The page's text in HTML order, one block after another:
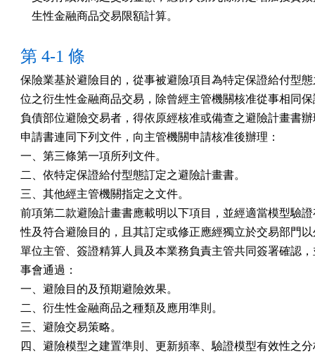
    生性金融商品交易限額計算。
第 4-1 條
保險業基於避險目的，從事被避險項目為特定保證給付型
位之衍生性金融商品交易，除曾經主管機關核准從事相同
負債部位避險交易者，得依原經核准或備查之避險計畫書
申請書連同下列文件，向主管機關申請核准後辦理：
一、第三條第一項所列文件。
二、依特定保證給付型態訂定之避險計畫書。
三、其他經主管機關指定之文件。
前項第二款避險計畫書應載明以下項目，並經適當模型驗
性及符合避險目的，且其訂定或修正應經獨立於交易部門
單位主管、簽證精算人員及本業務負責主管共同簽署確認
事會通過：
一、避險目的及預期避險效果。
二、衍生性金融商品之種類及應用準則。
三、避險交易策略。
四、避險模型之建置準則、更新頻率、驗證模型有效性之